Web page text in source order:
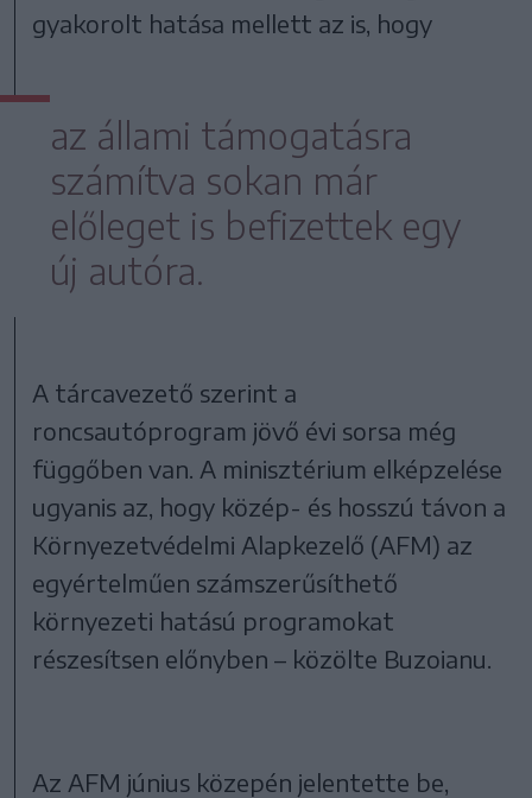
gyakorolt hatása mellett az is, hogy
az állami támogatásra
számítva sokan már
előleget is befizettek egy
új autóra.
A tárcavezető szerint a
roncsautóprogram jövő évi sorsa még
függőben van. A minisztérium elképzelése
ugyanis az, hogy közép- és hosszú távon a
Környezetvédelmi Alapkezelő (AFM) az
egyértelműen számszerűsíthető
környezeti hatású programokat
részesítsen előnyben – közölte Buzoianu.
Az AFM június közepén jelentette be,